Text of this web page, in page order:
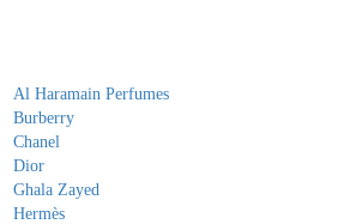
Al Haramain Perfumes
Burberry
Chanel
Dior
Ghala Zayed
Hermès